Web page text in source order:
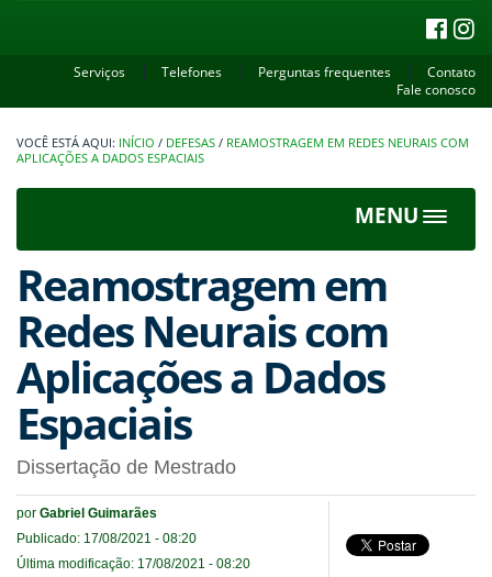
Serviços Telefones Perguntas frequentes
Contato
Fale conosco
INÍCIO / DEFESAS / REAMOSTRAGEM EM REDES NEURAIS COM
APLICAÇÕES A DADOS ESPACIAIS
MENU
Toggle
Reamostragem em
Redes Neurais com
Aplicações a Dados
Espaciais
Dissertação de Mestrado
por Gabriel Guimarães
Publicado: 17/08/2021 - 08:20
Última modificação: 17/08/2021 - 08:20